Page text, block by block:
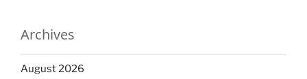
Archives
August 2026